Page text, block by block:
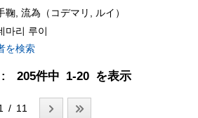
鞠, 流為（コデマリ, ルイ）
마리 루이
を検索
205件中 1-20 を表示
/ 11